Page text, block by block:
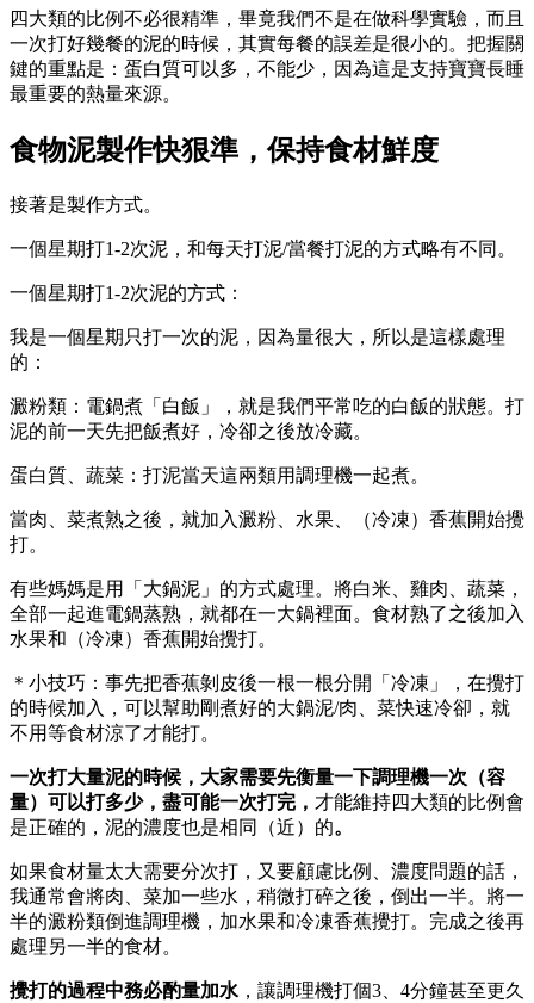
四大類的比例不必很精準，畢竟我們不是在做科學實驗，而且
一次打好幾餐的泥的時候，其實每餐的誤差是很小的。把握關
鍵的重點是：蛋白質可以多，不能少，因為這是支持寶寶長睡
最重要的熱量來源。
食物泥製作快狠準，保持食材鮮度
接著是製作方式。
一個星期打1-2次泥，和每天打泥/當餐打泥的方式略有不同。
一個星期打1-2次泥的方式：
我是一個星期只打一次的泥，因為量很大，所以是這樣處理
的：
澱粉類：電鍋煮「白飯」，就是我們平常吃的白飯的狀態。打
泥的前一天先把飯煮好，冷卻之後放冷藏。
蛋白質、蔬菜：打泥當天這兩類用調理機一起煮。
當肉、菜煮熟之後，就加入澱粉、水果、（冷凍）香蕉開始攪
打。
有些媽媽是用「大鍋泥」的方式處理。將白米、雞肉、蔬菜，
全部一起進電鍋蒸熟，就都在一大鍋裡面。食材熟了之後加入
水果和（冷凍）香蕉開始攪打。
＊小技巧：事先把香蕉剝皮後一根一根分開「冷凍」，在攪打
的時候加入，可以幫助剛煮好的大鍋泥/肉、菜快速冷卻，就
不用等食材涼了才能打。
一次打大量泥的時候，大家需要先衡量一下調理機一次（容
量）可以打多少，盡可能一次打完， 才能維持四大類的比例會
是正確的，泥的濃度也是相同（近）的。
如果食材量太大需要分次打，又要顧慮比例、濃度問題的話，
我通常會將肉、菜加一些水，稍微打碎之後，倒出一半。將一
半的澱粉類倒進調理機，加水果和冷凍香蕉攪打。完成之後再
處理另一半的食材。
攪打的過程中務必酌量加水 ，讓調理機打個3、4分鐘甚至更久